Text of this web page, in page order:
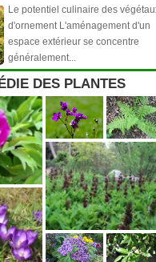
Le potentiel culinaire des
d'ornement L'aménagement d'un
espace extérieur se concentre
généralement...
DES PLANTES